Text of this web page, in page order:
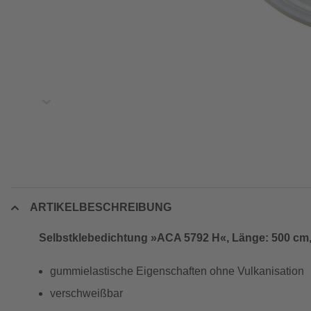
ARTIKELBESCHREIBUNG
Selbstklebedichtung »ACA 5792 H«, Länge: 500
gummielastische Eigenschaften ohne Vulkanisation
verschweißbar